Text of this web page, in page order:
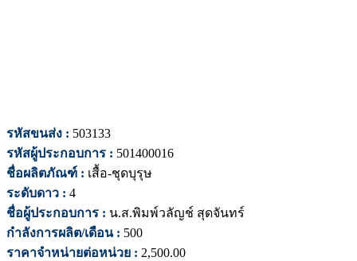
รหัสขนส่ง : 503133
รหัสผู้ประกอบการ : 501400016
ชื่อผลิตภัณฑ์ : เสื้อ-ชุดบุรุษ
ระดับดาว : 4
ชื่อผู้ประกอบการ : น.ส.พิมพ์วลัญช์ สุดจันทร์
กำลังการผลิต/เดือน : 500
ราคาจำหน่ายต่อหน่วย : 2,500.00